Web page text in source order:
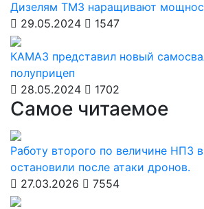
Дизелям ТМЗ наращивают
29.05.2024
1547
КАМАЗ представил новый
полуприцеп
28.05.2024
1702
Самое читаемое
Работу второго по величине НПЗ
остановили после атаки дронов.
27.03.2026
7554